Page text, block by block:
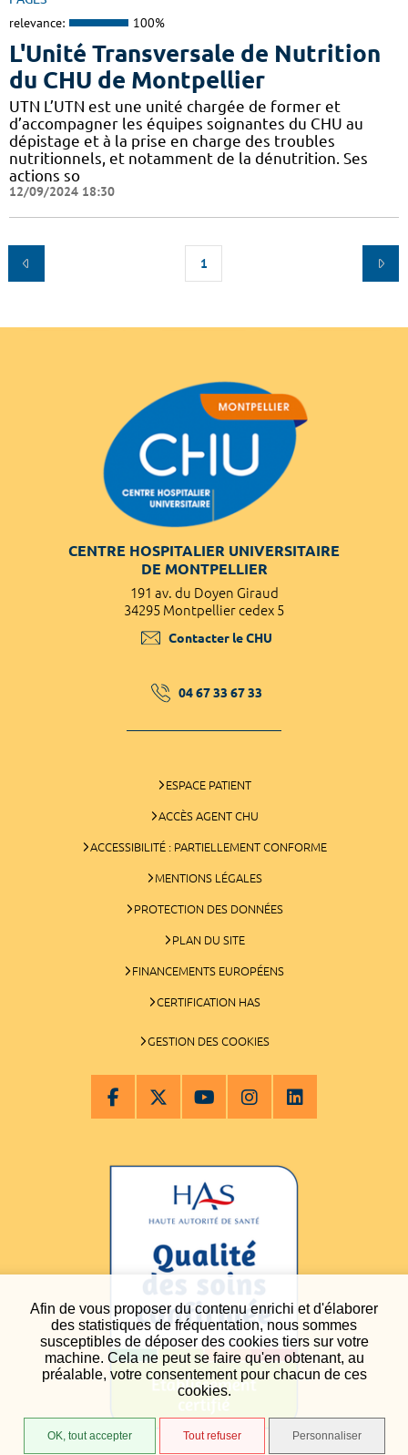
Afin de vous proposer du contenu enrichi et d'élaborer
des statistiques de fréquentation, nous sommes
susceptibles de déposer des cookies tiers sur votre
machine. Cela ne peut se faire qu'en obtenant, au
préalable, votre consentement pour chacun de ces
cookies.
OK, tout accepter Tout refuser Personnaliser
relevance: 100%
L'Unité Transversale de Nutrition
du CHU de Montpellier
UTN L’UTN est une unité chargée de former et
d’accompagner les équipes soignantes du CHU au
dépistage et à la prise en charge des troubles
nutritionnels, et notamment de la dénutrition. Ses
actions so
12/09/2024 18:30
1
CENTRE HOSPITALIER UNIVERSITAIRE
DE MONTPELLIER
191 av. du Doyen Giraud
34295 Montpellier cedex 5
Contacter le CHU
04 67 33 67 33
ESPACE PATIENT
ACCÈS AGENT CHU
ACCESSIBILITÉ : PARTIELLEMENT CONFORME
MENTIONS LÉGALES
PROTECTION DES DONNÉES
PLAN DU SITE
FINANCEMENTS EUROPÉENS
CERTIFICATION HAS
GESTION DES COOKIES